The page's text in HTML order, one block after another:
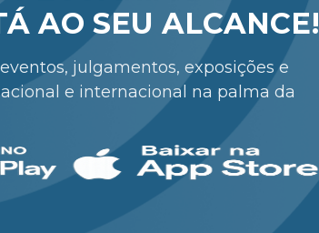
AO SEU ALCANCE!
julgamentos, exposições e
e internacional na palma da